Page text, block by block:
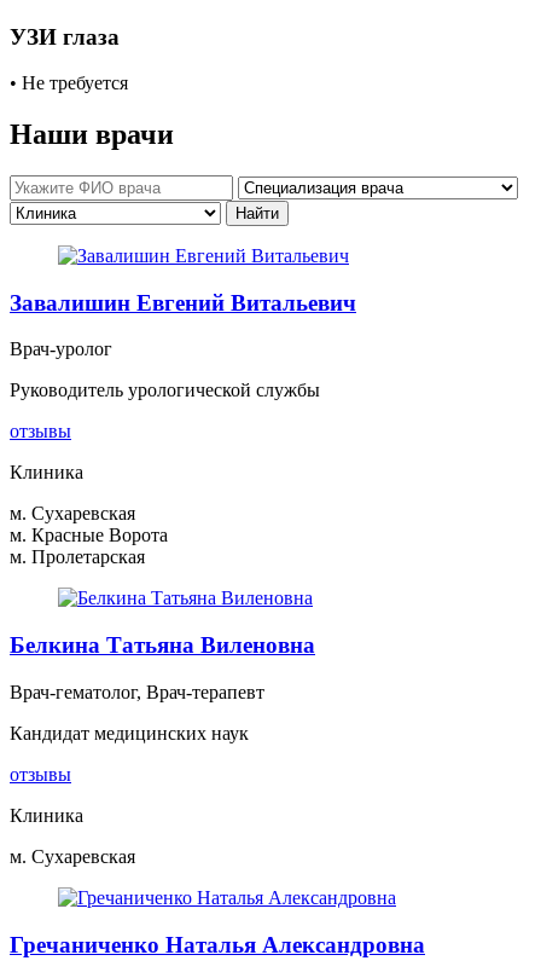
УЗИ глаза
• Не требуется
Наши врачи
Завалишин Евгений Витальевич
Врач-уролог
Руководитель урологической службы
отзывы
Клиника
м. Сухаревская
м. Красные Ворота
м. Пролетарская
Белкина Татьяна Виленовна
Врач-гематолог, Врач-терапевт
Кандидат медицинских наук
отзывы
Клиника
м. Сухаревская
Гречаниченко Наталья Александровна